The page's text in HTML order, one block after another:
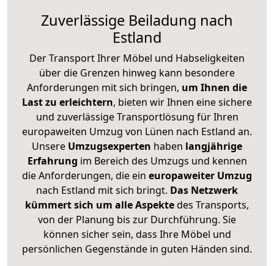
Zuverlässige Beiladung nach
Estland
Der Transport Ihrer Möbel und Habseligkeiten
über die Grenzen hinweg kann besondere
Anforderungen mit sich bringen, um Ihnen die
Last zu erleichtern, bieten wir Ihnen eine sichere
und zuverlässige Transportlösung für Ihren
europaweiten Umzug von Lünen nach Estland an.
Unsere Umzugsexperten haben langjährige
Erfahrung im Bereich des Umzugs und kennen
die Anforderungen, die ein europaweiter Umzug
nach Estland mit sich bringt. Das Netzwerk
kümmert sich um alle Aspektedes Transports,
von der Planung bis zur Durchführung. Sie
können sicher sein, dass Ihre Möbel und
persönlichen Gegenstände in guten Händen sind.